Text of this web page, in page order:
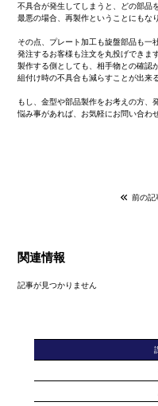
不具合が発生してしまうと、どの部品
最悪の場合、再製作ということにもな
その点、プレート加工も旋盤部品も一
発注するお客様も注文を丸投げできます
製作する側としても、相手物との確認
組付け時の不具合も減らすことが出来
もし、金型や部品製作をお考えの方、
悩み事があれば、お気軽にお問い合わ
前の記
関連情報
記事が見つかりません